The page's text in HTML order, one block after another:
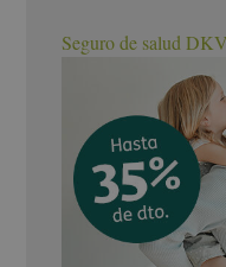
Seguro de salud DKV